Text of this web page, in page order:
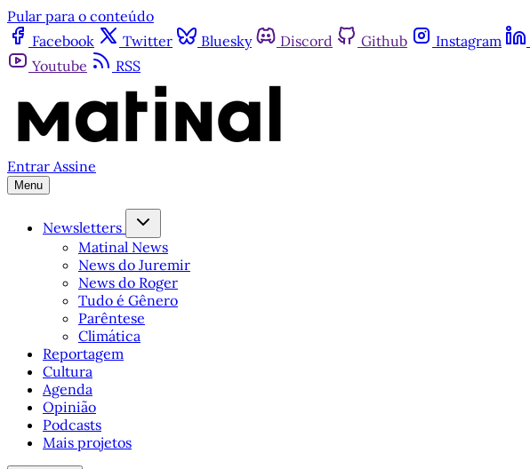
Pular para o conteúdo
Facebook
Twitter Bluesky Discord Github Instagram
Youtube
RSS
Entrar Assine
Menu
Newsletters
Matinal News
News do Juremir
News do Roger
Tudo é Gênero
Parêntese
Climática
Reportagem
Cultura
Agenda
Opinião
Podcasts
Mais projetos